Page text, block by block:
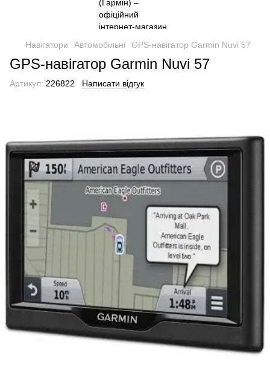
Навігатори Автомобільні GPS-навігатор Garmin Nuvi 57
GPS-навігатор Garmin Nuvi 57
Артикул: 226822 Написати відгук